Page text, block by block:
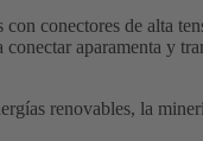
conectores de alta
aparamenta y
renovables, la